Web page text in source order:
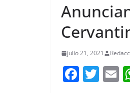
julio 21, 2021
F T E